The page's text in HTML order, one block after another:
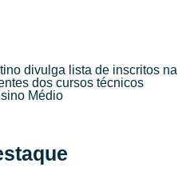
divulga lista de inscritos na
dos cursos técnicos
Médio